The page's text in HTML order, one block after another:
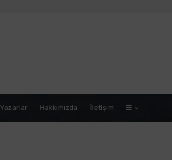
Yazarlar Hakkımızda İletişim